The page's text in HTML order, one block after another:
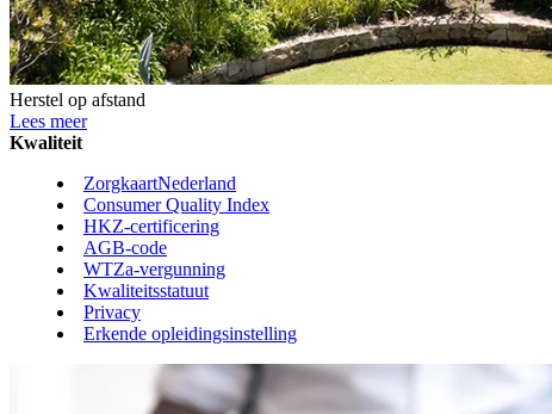
Herstel op afstand
Lees meer
Kwaliteit
ZorgkaartNederland
Consumer Quality Index
HKZ-certificering
AGB-code
WTZa-vergunning
Kwaliteitsstatuut
Privacy
Erkende opleidingsinstelling